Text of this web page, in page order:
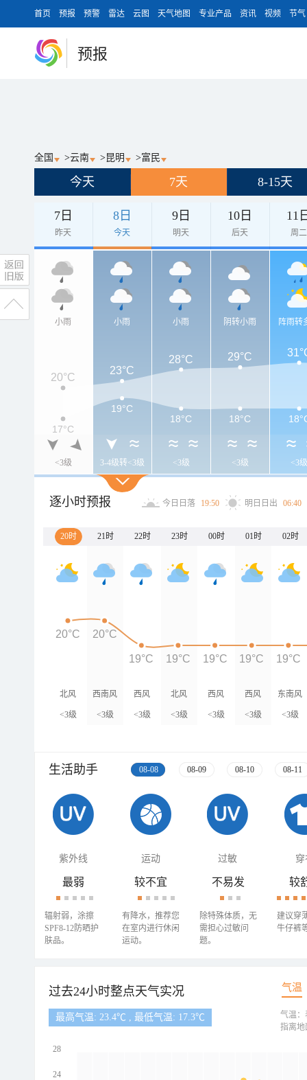
首页 预报 预警 雷达 云图 天气地图 专业产品 资讯 视频 节气
预报
全国 >云南 > 昆明 >富民
今天 7天 8-15天
7日
昨天
8日
今天
9日
明天
10日
后天
11
周二
小雨
<3级
小雨
3-4级转<3级
小雨
<3级
阴转小雨
<3级
阵雨转
<3级
20°C
23°C
28°C 29°C
17°C
19°C
18°C
18°C
逐小时预报 今日日落 19:50 明日日出 06:40
20时 21时 22时 23时 00时 01时 02时
北风
<3级
西南风
<3级
西风
<3级
北风
<3级
西风
<3级
西风
<3级
东南风
<3级
20°C 20°C
19°C 19°C 19°C 19°C 19°C
生活助手 08-08 08-09 08-10 08-11
紫外线 运动 过敏 穿
最弱
辐射弱，涂擦
SPF8-12防晒护
肤品。
较不宜
有降水，推荐您
在室内进行休闲
运动。
不易发
除特殊体质，无
需担心过敏问
题。
较
建议穿
牛仔裤
过去24小时整点天气实况 气温
最高气温: 23.4℃ , 最低气温: 17.3℃
28
24
气温：
指离地